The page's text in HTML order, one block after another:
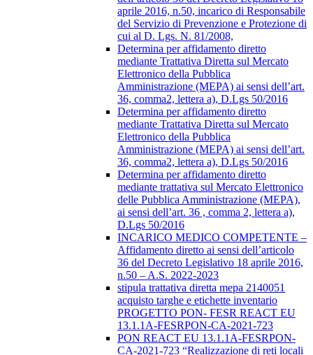
aprile 2016, n.50, incarico di Responsabile
del Servizio di Prevenzione e Protezione di
cui al D. Lgs. N. 81/2008,
Determina per affidamento diretto
mediante Trattativa Diretta sul Mercato
Elettronico della Pubblica
Amministrazione (MEPA) ai sensi dell’art.
36, comma2, lettera a), D.Lgs 50/2016
Determina per affidamento diretto
mediante Trattativa Diretta sul Mercato
Elettronico della Pubblica
Amministrazione (MEPA) ai sensi dell’art.
36, comma2, lettera a), D.Lgs 50/2016
Determina per affidamento diretto
mediante trattativa sul Mercato Elettronico
delle Pubblica Amministrazione (MEPA),
ai sensi dell’art. 36 , comma 2, lettera a),
D.Lgs 50/2016
INCARICO MEDICO COMPETENTE –
Affidamento diretto ai sensi dell’articolo
36 del Decreto Legislativo 18 aprile 2016,
n.50 – A.S. 2022-2023
stipula trattativa diretta mepa 2140051
acquisto targhe e etichette inventario
PROGETTO PON- FESR REACT EU
13.1.1A-FESRPON-CA-2021-723
PON REACT EU 13.1.1A-FESRPON-
CA-2021-723 “Realizzazione di reti locali